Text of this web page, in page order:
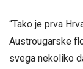
“Tako je prva
Austrougarske
svega nekoliko